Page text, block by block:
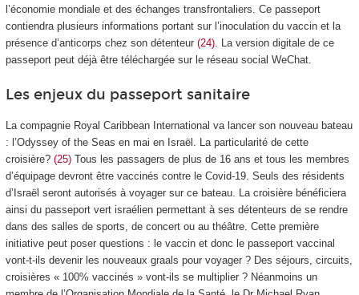
l’économie mondiale et des échanges transfrontaliers. Ce passeport
contiendra plusieurs informations portant sur l’inoculation du vaccin et la
présence d’anticorps chez son détenteur (24). La version digitale de ce
passeport peut déjà être téléchargée sur le réseau social WeChat.
Les enjeux du passeport sanitaire
La compagnie Royal Caribbean International va lancer son nouveau bateau
: l’Odyssey of the Seas en mai en Israël. La particularité de cette
croisière? (25)Tous les passagers de plus de 16 ans et tous les membres
d’équipage devront être vaccinés contre le Covid-19. Seuls des résidents
d’Israël seront autorisés à voyager sur ce bateau. La croisière bénéficiera
ainsi du passeport vert israélien permettant à ses détenteurs de se rendre
dans des salles de sports, de concert ou au théâtre. Cette première
initiative peut poser questions : le vaccin et donc le passeport vaccinal
vont-t-ils devenir les nouveaux graals pour voyager ? Des séjours, circuits,
croisières « 100% vaccinés » vont-ils se multiplier ? Néanmoins un